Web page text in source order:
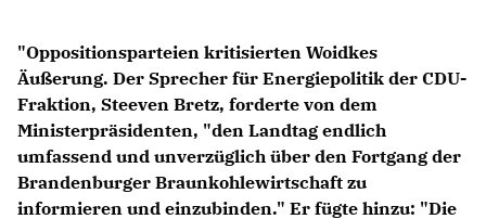
Kleine Anfragen
CDU Deutschland
CDU Fraktion im Brandenburger Landtag
CDU Brandenburg
CDU Potsdam
"Oppositionsparteien kritisierten Woidkes
Äußerung. Der Sprecher für Energiepolitik der CDU-
Fraktion, Steeven Bretz, forderte von dem
Ministerpräsidenten, "den Landtag endlich
umfassend und unverzüglich über den Fortgang der
Brandenburger Braunkohlewirtschaft zu
informieren und einzubinden." Er fügte hinzu: "Die